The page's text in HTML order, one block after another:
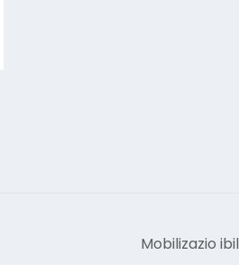
Mobilizazio